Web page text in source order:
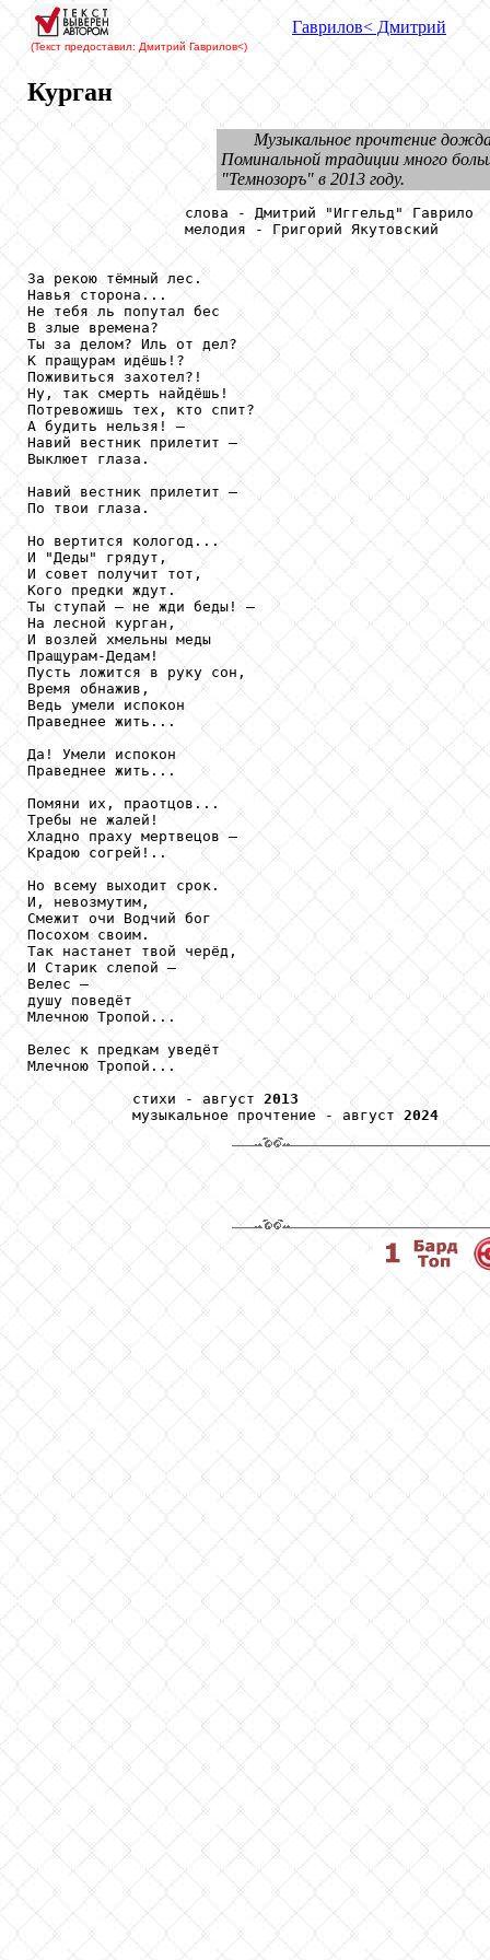
(Текст предоставил: Дмитрий Гаврилов<)
Гаврилов< Дмитрий
Курган
Музыкальное прочтение
Поминальной традиции много
"Темнозоръ" в 2013 году.
                  слова - Дмитрий "Иггельд" Гаврило
                  мелодия - Григорий Якутовский
За рекою тёмный лес.
Навья сторона...
Не тебя ль попутал бес
В злые времена?
Ты за делом? Иль от дел?
К пращурам идёшь!?
Поживиться захотел?!
Ну, так смерть найдёшь!
Потревожишь тех, кто спит?
А будить нельзя! –
Навий вестник прилетит –
Выклюет глаза.
Навий вестник прилетит –
По твои глаза.
Но вертится кологод...
И "Деды" грядут,
И совет получит тот,
Кого предки ждут.
Ты ступай – не жди беды! –
На лесной курган,
И возлей хмельны меды
Пращурам-Дедам!
Пусть ложится в руку сон,
Время обнажив,
Ведь умели испокон
Праведнее жить...
Да! Умели испокон
Праведнее жить...
Помяни их, праотцов...
Требы не жалей!
Хладно праху мертвецов –
Крадою согрей!..
Но всему выходит срок.
И, невозмутим,
Смежит очи Водчий бог
Посохом своим.
Так настанет твой черёд,
И Старик слепой –
Велес –
душу поведёт
Млечною Тропой...
Велес к предкам уведёт
Млечною Тропой...
            стихи - август
2013
            музыкальное прочтение - август
2024